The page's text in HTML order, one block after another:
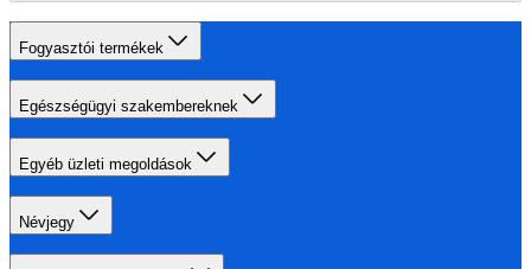
Fogyasztói termékek
Egészségügyi szakembereknek
Egyéb üzleti megoldások
Névjegy